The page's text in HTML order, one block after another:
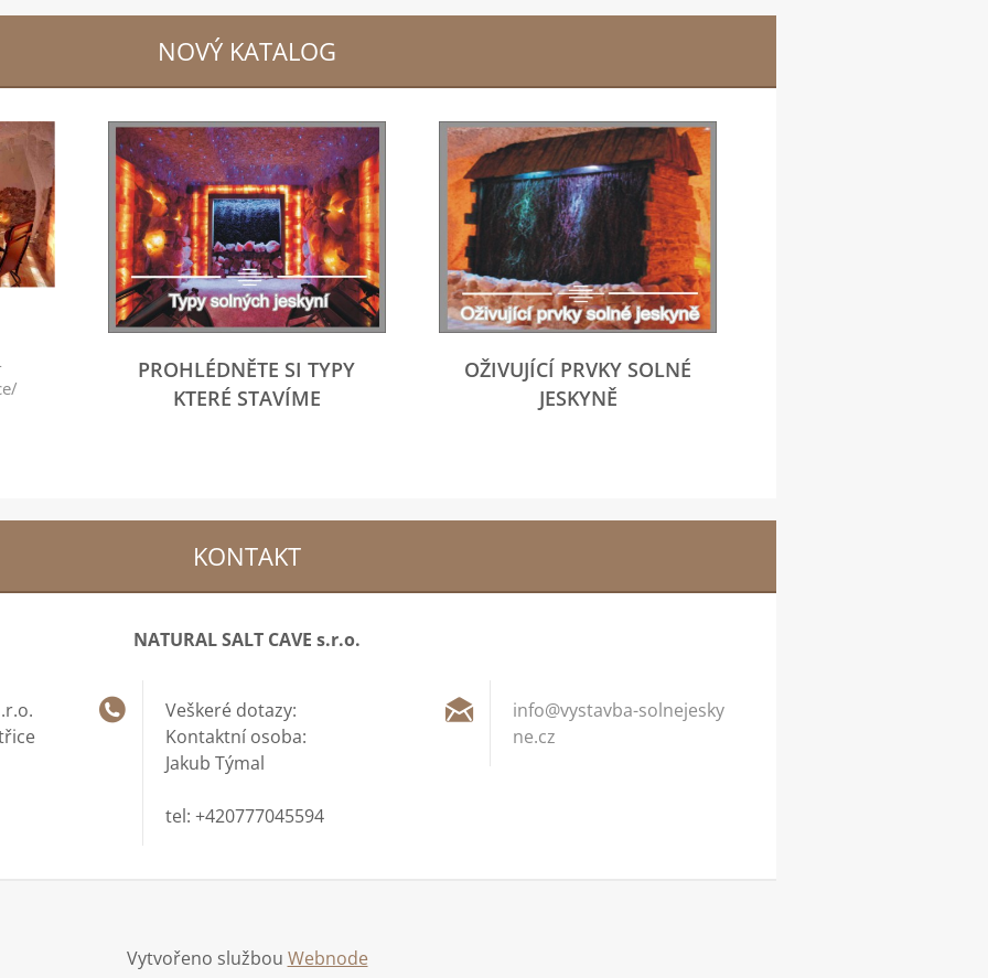
NOVÝ KATALOG
PROHLÉDNĚTE SI TYPY
KTERÉ STAVÍME
OŽIVUJÍCÍ PRVKY SOLNÉ
JESKYNĚ
KONTAKT
NATURAL SALT CAVE s.r.o.
Veškeré dotazy:
Kontaktní osoba:
Jakub Týmal
tel: +420777045594
info@vystavba-solnejesky
ne.cz
Vytvořeno službou Webnode